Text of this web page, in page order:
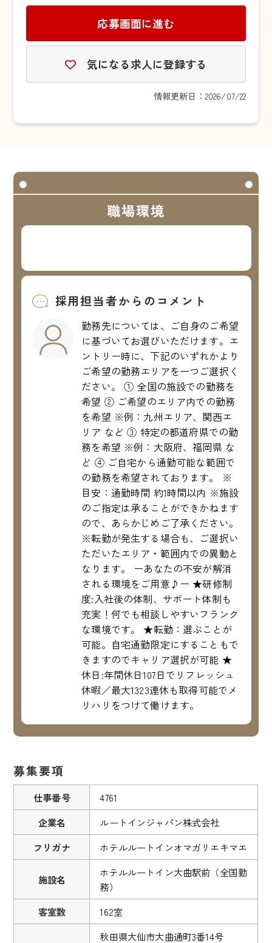
応募画面に進む
気になる求人に登録する
情報更新日：2026/07/22
職場環境
採用担当者からのコメント
勤務先については、ご自身のご希望
に基づいてお選びいただけます。エ
ントリー時に、下記のいずれかより
ご希望の勤務エリアを一つご選択く
ださい。 ① 全国の施設での勤務を
希望 ② ご希望のエリア内での勤務
を希望 ※例：九州エリア、関西エ
リア など ③ 特定の都道府県での勤
務を希望 ※例：大阪府、福岡県 な
ど ④ ご自宅から通勤可能な範囲で
の勤務を希望されております。 ※
目安：通勤時間 約1時間以内 ※施設
のご指定は承ることができかねます
ので、あらかじめご了承ください。
※転勤が発生する場合も、ご選択い
ただいたエリア・範囲内での異動と
なります。 ーあなたの不安が解消
される環境をご用意♪ー ★研修制
度:入社後の体制、サポート体制も
充実！何でも相談しやすいフランク
な環境です。 ★転勤：選ぶことが
可能。自宅通勤限定にすることもで
きますのでキャリア選択が可能 ★
休日:年間休日107日でリフレッシュ
休暇／最大1323連休も取得可能でメ
リハリをつけて働けます。
募集要項
仕事番号
4761
企業名
ルートインジャパン株式会社
フリガナ
ホテルルートインオマガリエキマエ
施設名
ホテルルートイン大曲駅前（全国勤
務）
客室数
162室
秋田県大仙市大曲通町3番14号